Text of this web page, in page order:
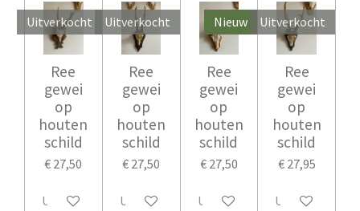
Uitverkocht
Ree
gewei
op
houten
schild
€ 27,50
Uitverkocht
Uitverkocht
Ree
gewei
op
houten
schild
€ 27,50
Uitverkocht
Nieuw
Ree
gewei
op
houten
schild
€ 27,50
Uitverkocht
Uitverkocht
Ree
gewei
op
houten
schild
€ 27,95
Uitverkocht